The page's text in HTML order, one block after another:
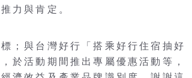
力與肯定。
；與台灣好行「搭乘好行住宿抽好
於活動期間推出專屬優惠活動等，